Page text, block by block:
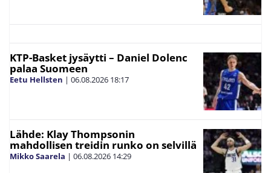
KTP-Basket jysäytti – Daniel Dolenc
palaa Suomeen
Eetu Hellsten | 06.08.2026 18:17
Lähde: Klay Thompsonin
mahdollisen treidin runko on selvillä
Mikko Saarela | 06.08.2026 14:29